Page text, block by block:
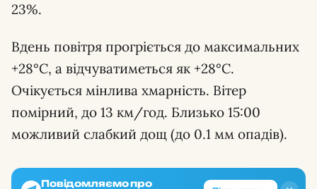
23%.
Вдень повітря прогріється до максимальних
+28°С, а відчуватиметься як +28°С.
Очікується мінлива хмарність. Вітер
помірний, до 13 км/год. Близько 15:00
можливий слабкий дощ (до 0.1 мм опадів).
Повідомляємо про